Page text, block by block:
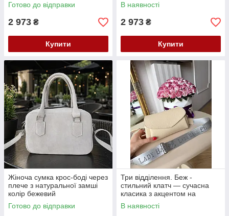
Готово до відправки
2 973 ₴
Купити
В наявності
2 973 ₴
Купити
Жіноча сумка крос-боді через
плече з натуральної замші
колір бежевий
Готово до відправки
Три відділення. Беж -
стильний клатч — сучасна
класика з акцентом на
комфорт, стиль і практичність
(0574)
В наявності